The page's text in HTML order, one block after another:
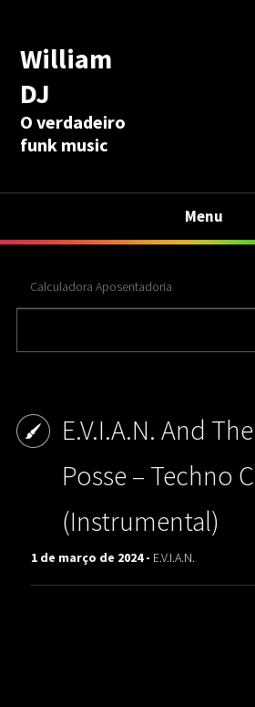
William
DJ
O verdadeiro
funk music
Menu
Calculadora Aposentadoria
E.V.I.A.N. And
Posse ‎– Techno
(Instrumental)
1 de março de 2024 - E.V.I.A.N.